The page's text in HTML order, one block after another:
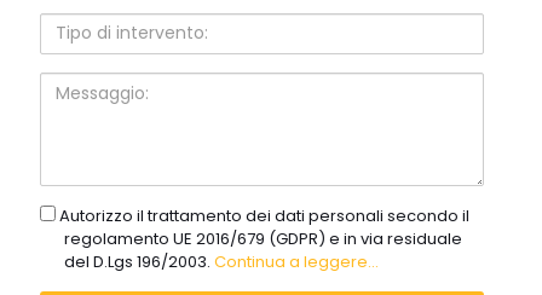
Tipo
intervento:
Messaggio:
gdprAutorizzo il trattamento dei dati personali secondo il
regolamento UE 2016/679 (GDPR) e in via residuale
del D.Lgs 196/2003. Continua a leggere...